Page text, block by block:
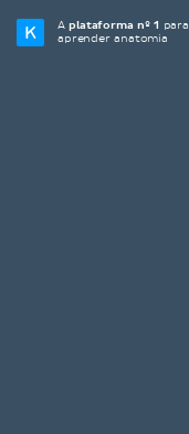
Aplataforma nº 1 para
aprender anatomia